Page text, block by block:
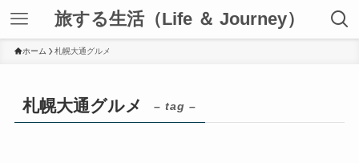
旅する生活（Life ＆ Journey）
ホーム 札幌大通グルメ
札幌大通グルメ – tag –